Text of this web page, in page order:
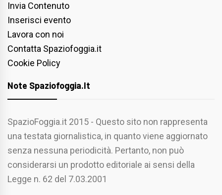
Invia Contenuto
Inserisci evento
Lavora con noi
Contatta Spaziofoggia.it
Cookie Policy
Note Spaziofoggia.it
SpazioFoggia.it 2015 - Questo sito non rappresenta
una testata giornalistica, in quanto viene aggiornato
senza nessuna periodicità. Pertanto, non può
considerarsi un prodotto editoriale ai sensi della
Legge n. 62 del 7.03.2001